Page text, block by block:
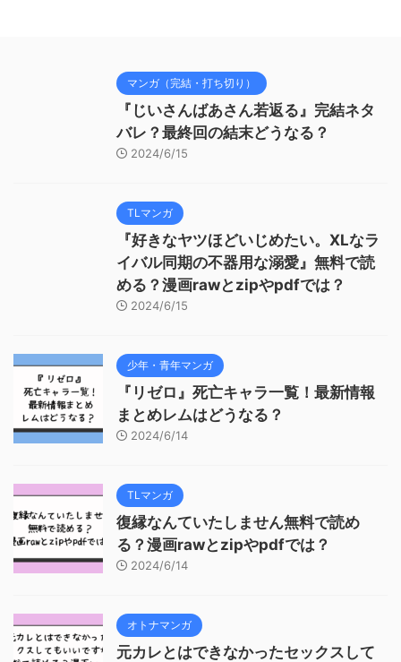
マンガ（完結・打ち切り）
『じいさんばあさん若返る』完結ネタ
バレ？最終回の結末どうなる？
2024/6/15
TLマンガ
『好きなヤツほどいじめたい。XLなラ
イバル同期の不器用な溺愛』無料で読
める？漫画rawとzipやpdfでは？
2024/6/15
少年・青年マンガ
『リゼロ』死亡キャラ一覧！最新情報
まとめレムはどうなる？
2024/6/14
TLマンガ
復縁なんていたしません無料で読め
る？漫画rawとzipやpdfでは？
2024/6/14
オトナマンガ
元カレとはできなかったセックスして